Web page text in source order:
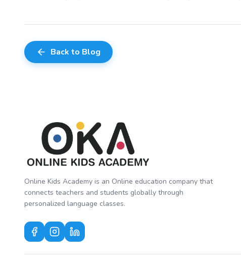
Back to Blog
Online Kids Academy is an Online education company that
connects teachers and students globally through
personalized language classes.